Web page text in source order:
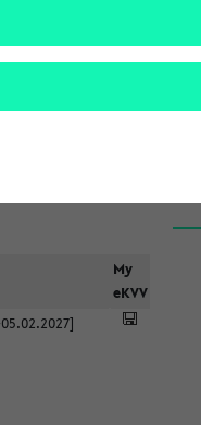
My
eKVV
S
d